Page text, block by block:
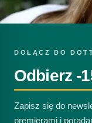
DOŁĄCZ DO
Odbierz -
Zapisz się do
premierami i